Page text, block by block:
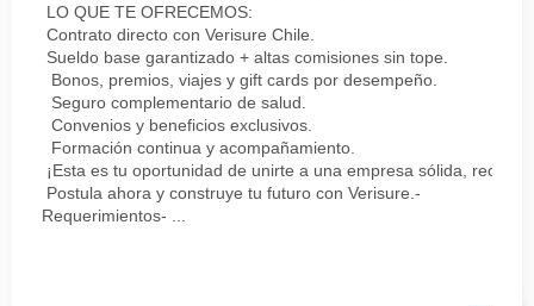
LO QUE TE OFRECEMOS:
Contrato directo con Verisure Chile.
Sueldo base garantizado + altas comisiones sin tope.
Bonos, premios, viajes y gift cards por desempeño.
Seguro complementario de salud.
Convenios y beneficios exclusivos.
Formación continua y acompañamiento.
¡Esta es tu oportunidad de unirte a una empresa sólida,
Postula ahora y construye tu futuro con Verisure.-
Requerimientos- ...